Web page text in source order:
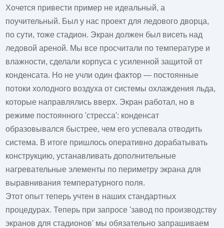
Хочется привести пример не идеальный, а
поучительный. Был у нас проект для ледового дворца,
по сути, тоже стадион. Экран должен был висеть над
ледовой ареной. Мы все просчитали по температуре и
влажности, сделали корпуса с усиленной защитой от
конденсата. Но не учли один фактор — постоянные
потоки холодного воздуха от системы охлаждения льда,
которые направлялись вверх. Экран работал, но в
режиме постоянного 'стресса': конденсат
образовывался быстрее, чем его успевала отводить
система. В итоге пришлось оперативно дорабатывать
конструкцию, устанавливать дополнительные
нагревательные элементы по периметру экрана для
выравнивания температурного поля.
Этот опыт теперь учтен в наших стандартных
процедурах. Теперь при запросе 'завод по производству
экранов для стадионов' мы обязательно запрашиваем